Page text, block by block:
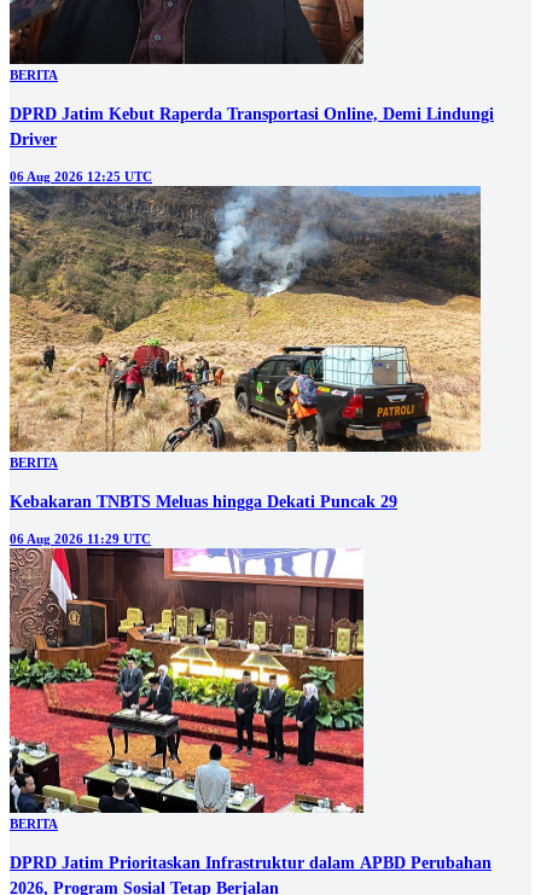
BERITA
DPRD Jatim Kebut Raperda Transportasi Online, Demi Lindungi
Driver
06 Aug 2026 12:25 UTC
BERITA
Kebakaran TNBTS Meluas hingga Dekati Puncak 29
06 Aug 2026 11:29 UTC
BERITA
DPRD Jatim Prioritaskan Infrastruktur dalam APBD Perubahan
2026, Program Sosial Tetap Berjalan